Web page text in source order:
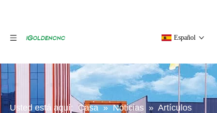
Español
Usted está aquí: Casa » Noticias » Artículos